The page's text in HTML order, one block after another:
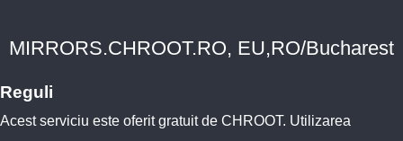
MIRRORS.CHROOT.RO, EU,RO/Bucharest
Reguli
Acest serviciu este oferit gratuit de CHROOT. Utilizarea